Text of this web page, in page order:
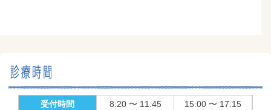
受付時間
8:20 〜 11:45
15:00 〜 17:15